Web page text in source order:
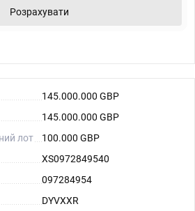
Розрахувати
145.000.000 GBP
145.000.000 GBP
лот
100.000 GBP
XS0972849540
097284954
DYVXXR